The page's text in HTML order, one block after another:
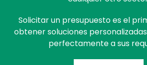
Solicitar un presupuesto es el
obtener soluciones
perfectamente a sus